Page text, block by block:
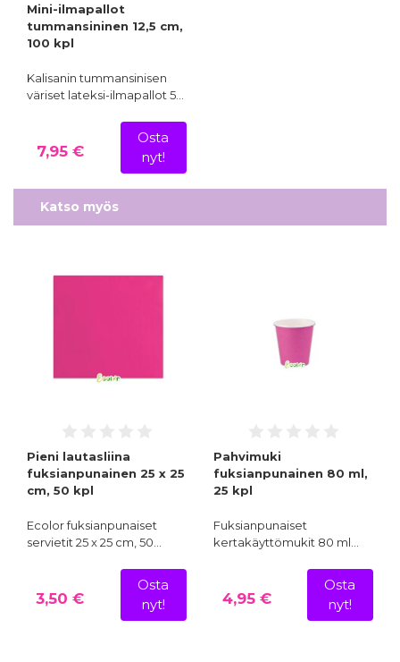
Mini-ilmapallot
tummansininen 12,5 cm,
100 kpl
Kalisanin tummansinisen
väriset lateksi-ilmapallot 5…
7,95 €
Osta
nyt!
Katso myös
Pieni lautasliina
fuksianpunainen 25 x 25
cm, 50 kpl
Ecolor fuksianpunaiset
servietit 25 x 25 cm, 50…
3,50 €
Osta
nyt!
Pahvimuki
fuksianpunainen 80 ml,
25 kpl
Fuksianpunaiset
kertakäyttömukit 80 ml…
4,95 €
Osta
nyt!